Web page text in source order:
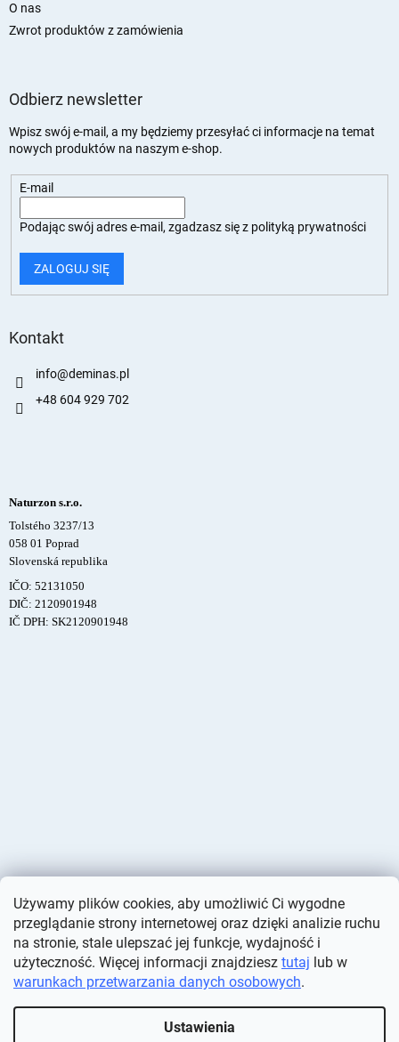
Używamy plików cookies, aby umożliwić Ci wygodne
przeglądanie strony internetowej oraz dzięki analizie ruchu
na stronie, stale ulepszać jej funkcje, wydajność i
użyteczność. Więcej informacji znajdziesz tutaj lub w
warunkach przetwarzania danych osobowych.
Ustawienia
O nas
Zwrot produktów z zamówienia
Odbierz newsletter
Wpisz swój e-mail, a my będziemy przesyłać ci informacje na temat
nowych produktów na naszym e-shop.
E-mail
Podając swój adres e-mail, zgadzasz się z polityką prywatności
ZALOGUJ SIĘ
Kontakt
info@deminas.pl
+48 604 929 702
Naturzon s.r.o.
Tolstého 3237/13
058 01 Poprad
Slovenská republika
IČO: 52131050
DIČ: 2120901948
IČ DPH: SK2120901948